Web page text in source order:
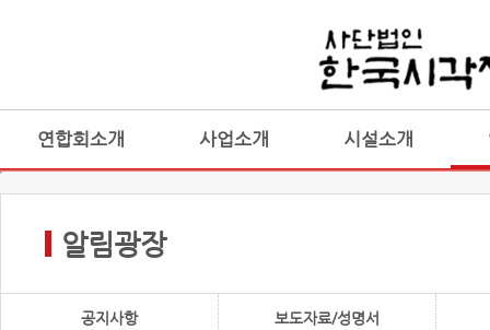
연합회소개 사업소개 시설소개
알림광장
공지사항 보도자료/성명서